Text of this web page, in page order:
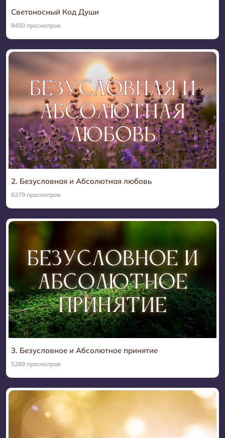
Светоносный Код Души
9450 просмотров
2. Безусловная и Абсолютная любовь
6279 просмотров
3. Безусловное и Абсолютное принятие
5289 просмотров